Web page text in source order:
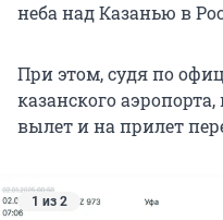
неба над Казанью в
При этом, судя по
казанского
вылет и на прилет
1 из 2